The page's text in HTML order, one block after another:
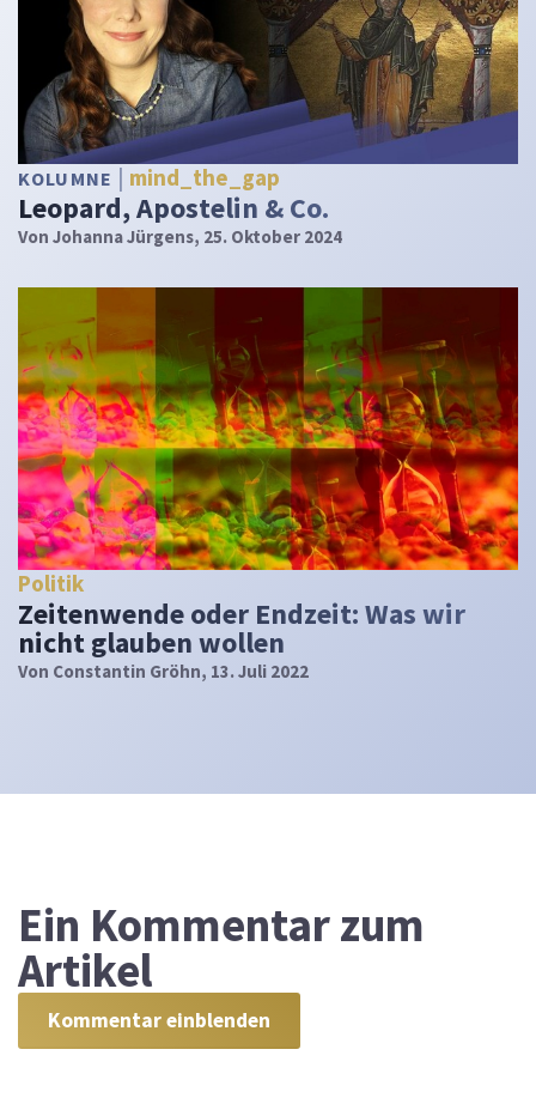
KOLUMNE mind_the_gap
Leopard, Apostelin & Co.
Von Johanna Jürgens, 25. Oktober 2024
Politik
Zeitenwende oder Endzeit: Was wir
nicht glauben wollen
Von Constantin Gröhn, 13. Juli 2022
Ein Kommentar zum
Artikel
Kommentar einblenden